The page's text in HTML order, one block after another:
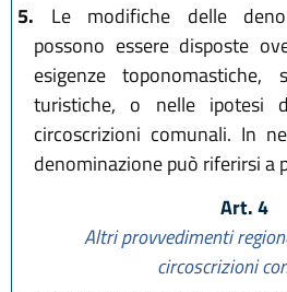
5. Le modifiche delle
possono essere disposte
esigenze
turistiche, o nelle ipotesi
circoscrizioni comunali. In
denominazione può riferirsi a
Art. 4
Altri provvedimenti
circoscrizioni